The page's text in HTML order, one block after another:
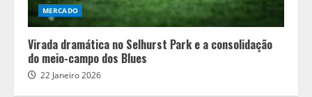
MERCADO
Virada dramática no Selhurst Park e a consolidação
do meio-campo dos Blues
22 Janeiro 2026